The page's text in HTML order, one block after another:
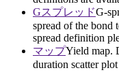
GスプレッドG-
spread of the bond
spread definition
マップYield map.
duration scatter